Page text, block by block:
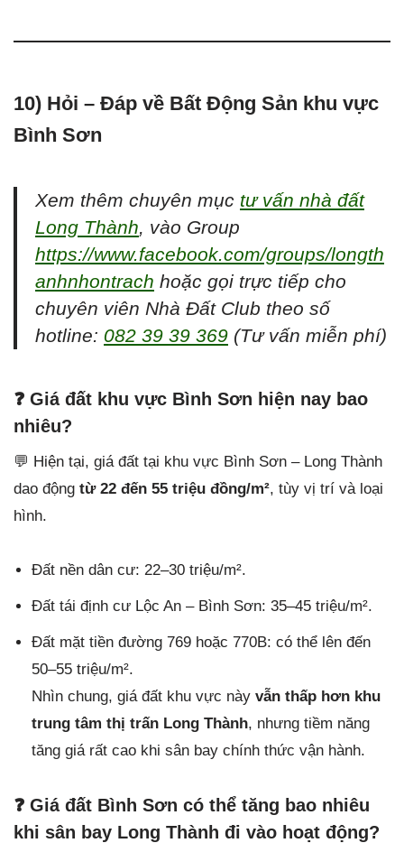
10) Hỏi – Đáp về Bất Động Sản khu vực
Bình Sơn
Xem thêm chuyên mục tư vấn nhà đất
Long Thành, vào Group
https://www.facebook.com/groups/longth
anhnhontrach hoặc gọi trực tiếp cho
chuyên viên Nhà Đất Club theo số
hotline: 082 39 39 369 (Tư vấn miễn phí)
❓ Giá đất khu vực Bình Sơn hiện nay bao
nhiêu?
💬 Hiện tại, giá đất tại khu vực Bình Sơn – Long Thành
dao động từ 22 đến 55 triệu đồng/m², tùy vị trí và loại
hình.
Đất nền dân cư: 22–30 triệu/m².
Đất tái định cư Lộc An – Bình Sơn: 35–45 triệu/m².
Đất mặt tiền đường 769 hoặc 770B: có thể lên đến
50–55 triệu/m².
Nhìn chung, giá đất khu vực này vẫn thấp hơn khu
trung tâm thị trấn Long Thành, nhưng tiềm năng
tăng giá rất cao khi sân bay chính thức vận hành.
❓ Giá đất Bình Sơn có thể tăng bao nhiêu
khi sân bay Long Thành đi vào hoạt động?